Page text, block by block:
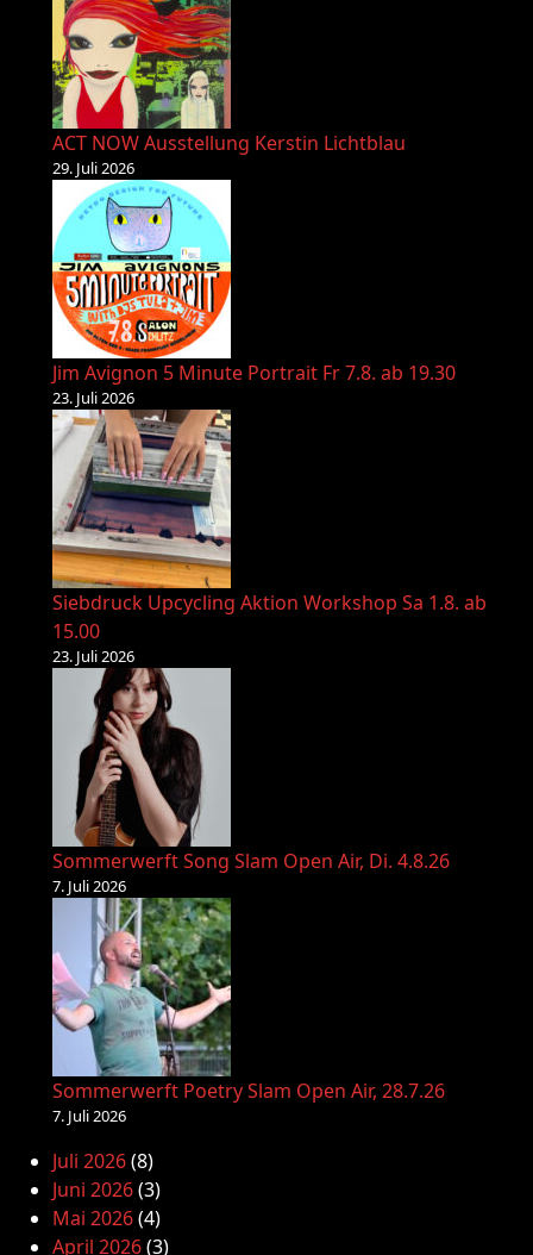
ACT NOW Ausstellung Kerstin Lichtblau
29. Juli 2026
Jim Avignon 5 Minute Portrait Fr 7.8. ab 19.30
23. Juli 2026
Siebdruck Upcycling Aktion Workshop Sa 1.8. ab
15.00
23. Juli 2026
Sommerwerft Song Slam Open Air, Di. 4.8.26
7. Juli 2026
Sommerwerft Poetry Slam Open Air, 28.7.26
7. Juli 2026
Juli 2026(8)
Juni 2026(3)
Mai 2026(4)
April 2026(3)